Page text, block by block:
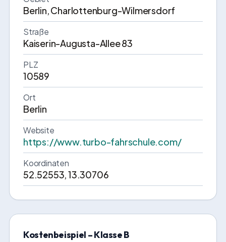
Berlin, Charlottenburg-Wilmersdorf
Straße
Kaiserin-Augusta-Allee 83
PLZ
10589
Ort
Berlin
Website
https://www.turbo-fahrschule.com/
Koordinaten
52.52553, 13.30706
Kostenbeispiel – Klasse B